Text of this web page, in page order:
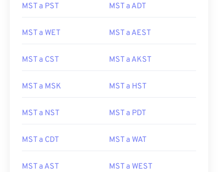
MST a PST MST a ADT
MST a WET MST a AEST
MST a CST MST a AKST
MST a MSK MST a HST
MST a NST MST a PDT
MST a CDT MST a WAT
MST a AST MST a WEST